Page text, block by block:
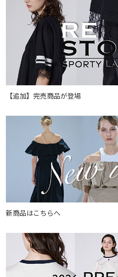
【追加】完売商品が登場
新商品はこちらへ